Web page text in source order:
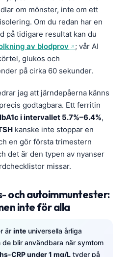
om mönster, inte om ett
Om du redan har en
på tidigare resultat kan du
av blodprov
; vår AI
glukos och
på cirka 60 sekunder.
jag att järndepåerna känns
godtagbara. Ett ferritin
i intervallet 5.7%–6.4%,
kanske inte stoppar en
en gör första trimestern
det är den typen av nyanser
missar.
och autoimmuntester:
inte för alla
är inte universella årliga
blir användbara när symtom
hs-CRP under 1 mg/L tyder på